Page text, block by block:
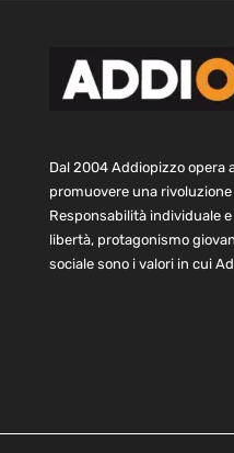
Dal 2004 Addiopizzo opera
promuovere una
Responsabilità individuale
libertà, protagonismo
sociale sono i valori in cui